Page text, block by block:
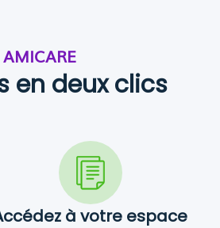
en deux clics
à votre espace